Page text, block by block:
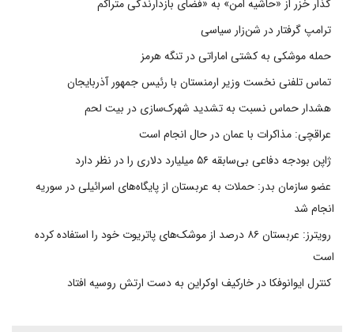
گذار خزر از «حاشیه امن» به «فضای بازدارندگی متراکم
ترامپ گرفتار در شن‌زار سیاسی
حمله موشکی به کشتی اماراتی در تنگه هرمز
تماس تلفنی نخست وزیر ارمنستان با رئیس جمهور آذربایجان
هشدار حماس نسبت به تشدید شهرک‌سازی در بیت‌ لحم
عراقچی: مذاکرات با عمان در حال انجام است
ژاپن بودجه دفاعی بی‌سابقه ۵۶ میلیارد دلاری را در نظر دارد
عضو سازمان بدر: حملات به عربستان از پایگاه‌های اسرائیلی در سوریه
انجام شد
رویترز: عربستان ۸۶ درصد از موشک‌های پاتریوت خود را استفاده کرده
است
کنترل ایوانوفکا در خارکیف اوکراین به دست ارتش روسیه افتاد